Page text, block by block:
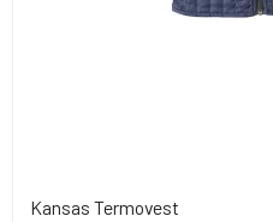
Kansas Termovest